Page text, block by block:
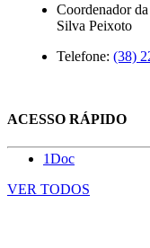
Coordenador
Silva Peixoto
Telefone: (38)
ACESSO RÁPIDO
1Doc
VER TODOS